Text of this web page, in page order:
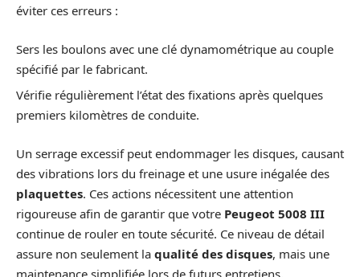
éviter ces erreurs :
Sers les boulons avec une clé dynamométrique au couple
spécifié par le fabricant.
Vérifie régulièrement l’état des fixations après quelques
premiers kilomètres de conduite.
Un serrage excessif peut endommager les disques, causant
des vibrations lors du freinage et une usure inégalée des
plaquettes. Ces actions nécessitent une attention
rigoureuse afin de garantir que votre Peugeot 5008 III
continue de rouler en toute sécurité. Ce niveau de détail
assure non seulement la qualité des disques, mais une
maintenance simplifiée lors de futurs entretiens.